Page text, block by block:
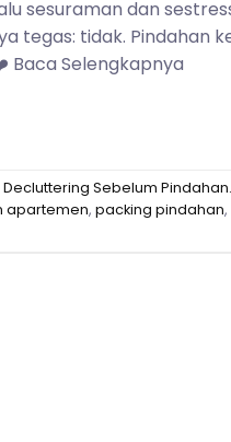
sesuraman dan
tegas: tidak. Pindahan
Baca Selengkapnya
Decluttering Sebelum Pindahan.
apartemen, packing pindahan,